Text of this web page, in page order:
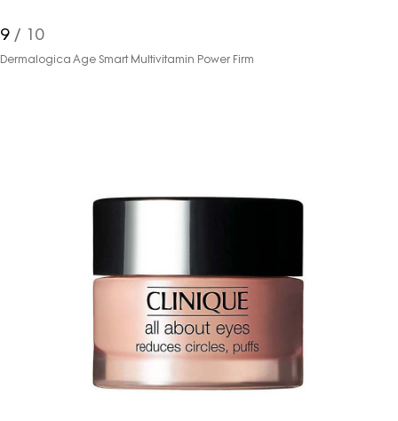
9/ 10
Dermalogica Age Smart Multivitamin Power Firm